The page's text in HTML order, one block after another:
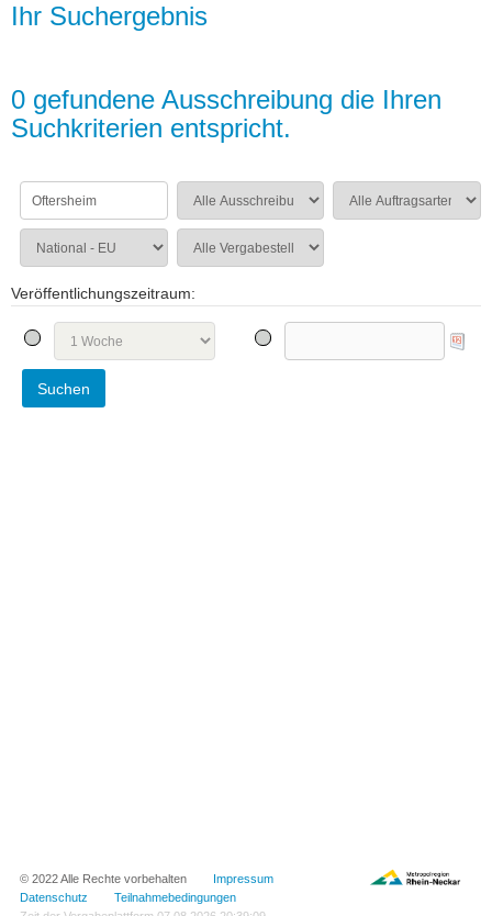
Ihr Suchergebnis
0 gefundene Ausschreibung die Ihren
Suchkriterien entspricht.
Veröffentlichungszeitraum:
© 2022 Alle Rechte vorbehalten Impressum
Datenschutz
Teilnahmebedingungen